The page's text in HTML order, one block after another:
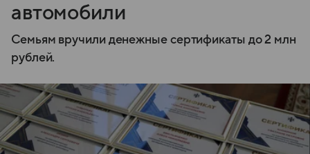
автомобили
Семьям вручили денежные сертификаты до 2 млн
рублей.